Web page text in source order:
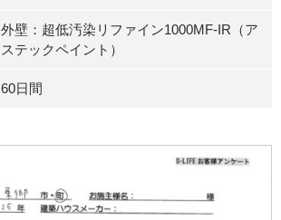
外壁：超低汚染リファイン1000MF-IR（ア
ステックペイント）
60日間